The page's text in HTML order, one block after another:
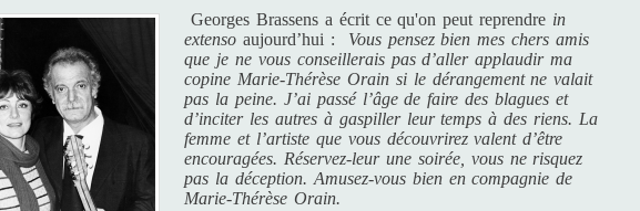
Georges Brassens a écrit ce qu'on peut reprendre in
extenso aujourd’hui : Vous pensez bien mes chers amis
que je ne vous conseillerais pas d’aller applaudir ma
copine Marie-Thérèse Orain si le dérangement ne valait
pas la peine. J’ai passé l’âge de faire des blagues et
d’inciter les autres à gaspiller leur temps à des riens. La
femme et l’artiste que vous découvrirez valent d’être
encouragées. Réservez-leur une soirée, vous ne risquez
pas la déception. Amusez-vous bien en compagnie de
Marie-Thérèse Orain.